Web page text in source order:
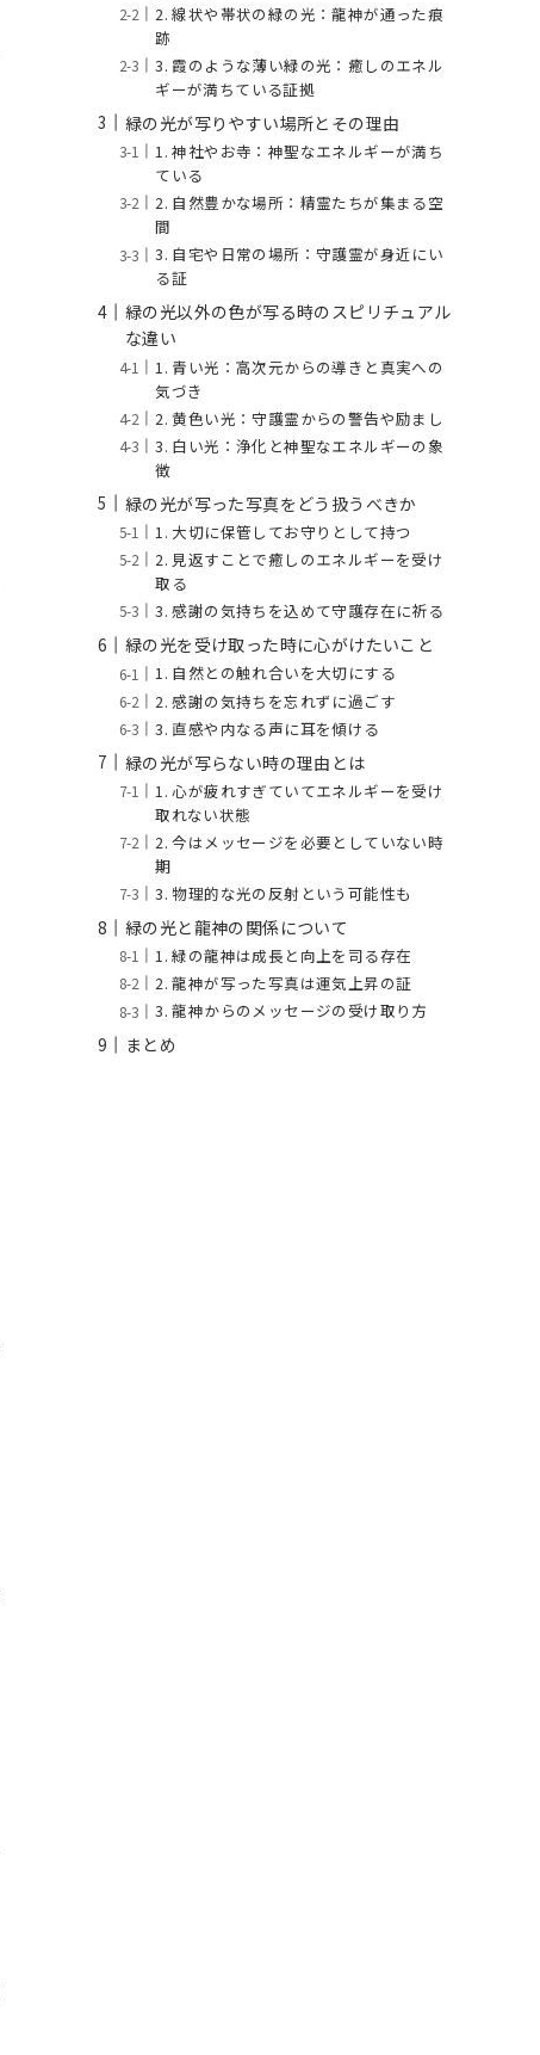
2. 線状や帯状の緑の光：龍神が通った痕
跡
3. 霞のような薄い緑の光：癒しのエネル
ギーが満ちている証拠
緑の光が写りやすい場所とその理由
1. 神社やお寺：神聖なエネルギーが満ち
ている
2. 自然豊かな場所：精霊たちが集まる空
間
3. 自宅や日常の場所：守護霊が身近にい
る証
緑の光以外の色が写る時のスピリチュアル
な違い
1. 青い光：高次元からの導きと真実への
気づき
2. 黄色い光：守護霊からの警告や励まし
3. 白い光：浄化と神聖なエネルギーの象
徴
緑の光が写った写真をどう扱うべきか
1. 大切に保管してお守りとして持つ
2. 見返すことで癒しのエネルギーを受け
取る
3. 感謝の気持ちを込めて守護存在に祈る
緑の光を受け取った時に心がけたいこと
1. 自然との触れ合いを大切にする
2. 感謝の気持ちを忘れずに過ごす
3. 直感や内なる声に耳を傾ける
緑の光が写らない時の理由とは
1. 心が疲れすぎていてエネルギーを受け
取れない状態
2. 今はメッセージを必要としていない時
期
3. 物理的な光の反射という可能性も
緑の光と龍神の関係について
1. 緑の龍神は成長と向上を司る存在
2. 龍神が写った写真は運気上昇の証
3. 龍神からのメッセージの受け取り方
まとめ